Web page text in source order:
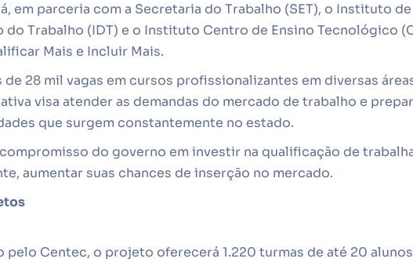
em parceria com a Secretaria do Trabalho (SET), o Instituto de
do Trabalho (IDT) e o Instituto Centro de Ensino Tecnológico
Mais e Incluir Mais.
28 mil vagas em cursos profissionalizantes em diversas
visa atender as demandas do mercado de trabalho e
que surgem constantemente no estado.
do governo em investir na qualificação de
aumentar suas chances de inserção no mercado.
pelo Centec, o projeto oferecerá 1.220 turmas de até 20